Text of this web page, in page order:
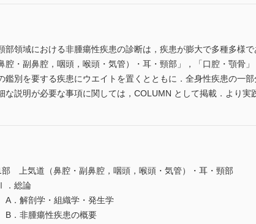
部領域における非腫瘍性疾患の診断は，疾患が膨大で多種多様
鼻腔・副鼻腔，咽頭，喉頭・気管）・耳・頸部」，「口腔・顎骨
鑑別を要する疾患にウエイトを置くとともに．全身性疾患の一
な説明が必要な事項に関しては，COLUMN として掲載．より実
部 上気道（鼻腔・副鼻腔，咽頭，喉頭・気管）・耳・頸部
総論
解剖学・組織学・発生学
非腫瘍性疾患の概要